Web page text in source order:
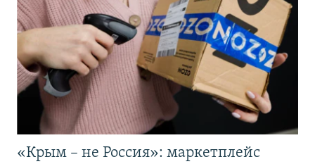
«Крым – не Россия»: маркетплейс